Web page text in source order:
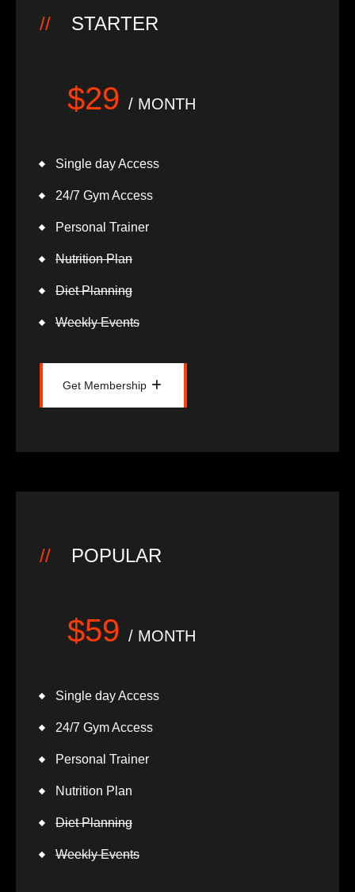
STARTER
$29 / MONTH
Single day Access
24/7 Gym Access
Personal Trainer
Nutrition Plan
Diet Planning
Weekly Events
Get Membership
POPULAR
$59 / MONTH
Single day Access
24/7 Gym Access
Personal Trainer
Nutrition Plan
Diet Planning
Weekly Events